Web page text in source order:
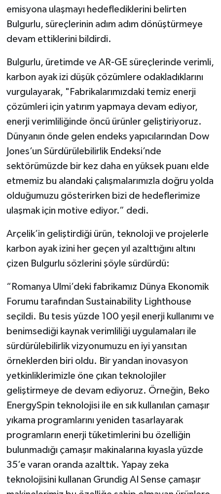
emisyona ulaşmayı hedeflediklerini belirten
Bulgurlu, süreçlerinin adım adım dönüştürmeye
devam ettiklerini bildirdi.
Bulgurlu, üretimde ve AR-GE süreçlerinde verimli,
karbon ayak izi düşük çözümlere odakladıklarını
vurgulayarak, "Fabrikalarımızdaki temiz enerji
çözümleri için yatırım yapmaya devam ediyor,
enerji verimliliğinde öncü ürünler geliştiriyoruz.
Dünyanın önde gelen endeks yapıcılarından Dow
Jones’un Sürdürülebilirlik Endeksi’nde
sektörümüzde bir kez daha en yüksek puanı elde
etmemiz bu alandaki çalışmalarımızla doğru yolda
olduğumuzu gösterirken bizi de hedeflerimize
ulaşmak için motive ediyor.” dedi.
Arçelik’in geliştirdiği ürün, teknoloji ve projelerle
karbon ayak izini her geçen yıl azalttığını altını
çizen Bulgurlu sözlerini şöyle sürdürdü:
“Romanya Ulmi’deki fabrikamız Dünya Ekonomik
Forumu tarafından Sustainability Lighthouse
seçildi. Bu tesis yüzde 100 yeşil enerji kullanımı ve
benimsediği kaynak verimliliği uygulamaları ile
sürdürülebilirlik vizyonumuzu en iyi yansıtan
örneklerden biri oldu. Bir yandan inovasyon
yetkinliklerimizle öne çıkan teknolojiler
geliştirmeye de devam ediyoruz. Örneğin, Beko
EnergySpin teknolojisi ile en sık kullanılan çamaşır
yıkama programlarını yeniden tasarlayarak
programların enerji tüketimlerini bu özelliğin
bulunmadığı çamaşır makinalarına kıyasla yüzde
35’e varan oranda azalttık. Yapay zeka
teknolojisini kullanan Grundig AI Sense çamaşır